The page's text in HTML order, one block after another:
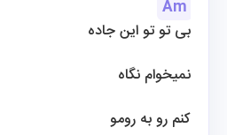
Am
بی تو تو این جاده
نمیخوام نگاه
کنم رو به رومو